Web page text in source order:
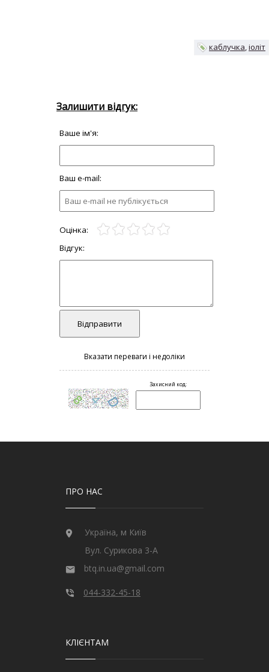
каблучка іоліт
ПРО НАС
Україна, м Київ
Вул. Сурикова 3-А
btq.in.ua@gmail.com
044-332-45-18
КЛІЄНТАМ